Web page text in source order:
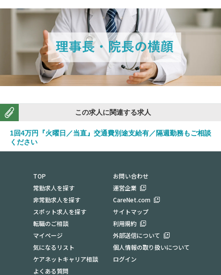
この求人に関連する求人
1回4万円『火曜日／当直』交通費別途支給有／隔週勤務もご相談
ください
TOP
常勤求人を探す
非常勤求人を探す
スポット求人を探す
転職のご相談
マイページ
気になるリスト
ケアネットキャリア相談
よくある質問
お問い合わせ
運営企業
CareNet.com
サイトマップ
利用規約
外部送信について
個人情報の取り扱いについて
ログイン